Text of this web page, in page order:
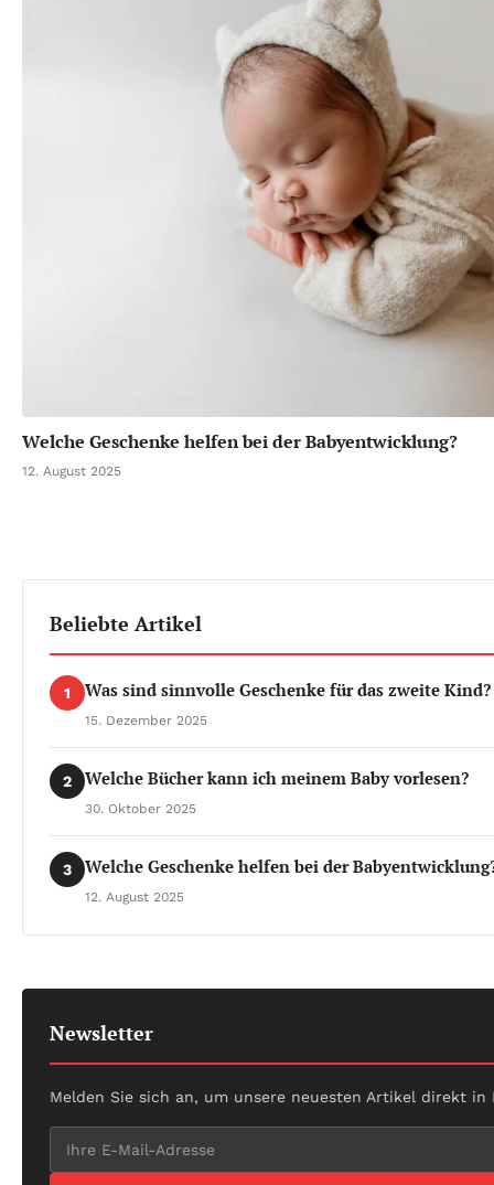
Welche Geschenke helfen bei der Babyentwicklung?
12. August 2025
Beliebte Artikel
1 Was sind sinnvolle Geschenke für das zweite Kind?
15. Dezember 2025
2 Welche Bücher kann ich meinem Baby vorlesen?
30. Oktober 2025
3 Welche Geschenke helfen bei der
12. August 2025
Newsletter
Melden Sie sich an, um unsere neuesten Artikel direkt